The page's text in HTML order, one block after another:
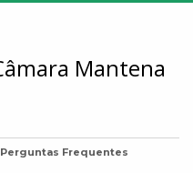
Perguntas Frequentes